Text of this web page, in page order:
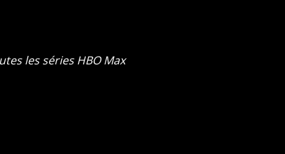
les séries HBO Max